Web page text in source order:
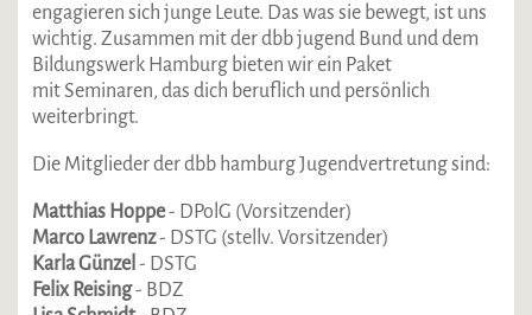
engagieren sich junge Leute. Das was sie bewegt, ist uns
wichtig. Zusammen mit der dbb jugend Bund und dem
Bildungswerk Hamburg bieten wir ein Paket
mit Seminaren, das dich beruflich und persönlich
weiterbringt.
Die Mitglieder der dbb hamburg Jugendvertretung sind:
Matthias Hoppe- DPolG (Vorsitzender)
Marco Lawrenz- DSTG (stellv. Vorsitzender)
Karla Günzel - DSTG
Felix Reising- BDZ